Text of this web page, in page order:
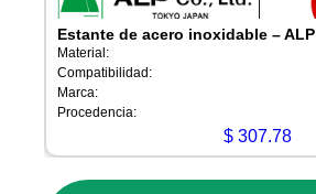
Estante de acero inoxidable – ALP
Material:
Compatibilidad:
Marca:
Procedencia:
$ 307.78